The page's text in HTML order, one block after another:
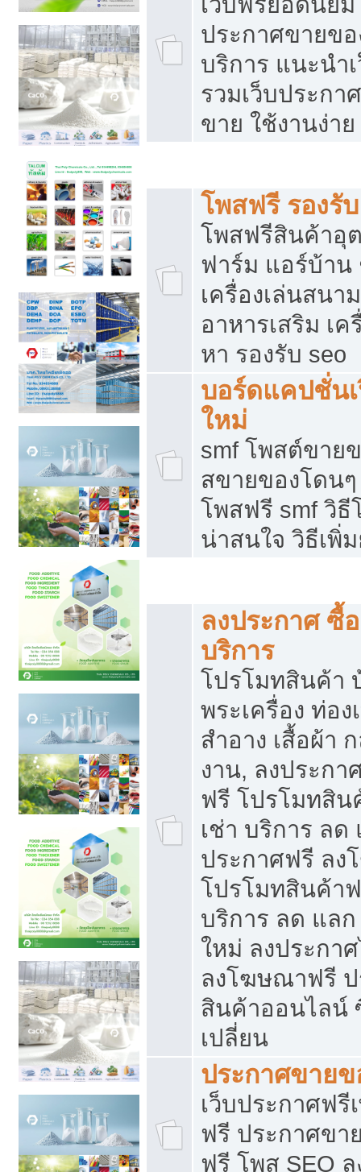
ประกาศขายข
บริการ แนะนำ
รวมเว็บประกา
ขาย ใช้งานง่าย
โพสฟรี รองรั
โพสฟรีสินค้าอุ
ฟาร์ม แอร์บ้าน
เครื่องเล่นสนา
อาหารเสริม เ
หา รองรับ seo
บอร์ดแคปชั่น
ใหม่
smf โพสต์ขาย
สขายของโดน
โพสฟรี smf วิธี
น่าสนใจ วิธีเพิ่
ลงประกาศ ซื้
บริการ
โปรโมทสินค้า
พระเครื่อง ท่อง
สำอาง เสื้อผ้า
งาน, ลงประก
ฟรี โปรโมทสิ
เช่า บริการ ลด
ประกาศฟรี ล
โปรโมทสินค้า
บริการ ลด แล
ใหม่ ลงประกา
ลงโฆษณาฟรี
สินค้าออนไลน์
เปลี่ยน
ประกาศขายข
เว็บประกาศฟรี
ฟรี ประกาศขา
ฟรี โพส SEO